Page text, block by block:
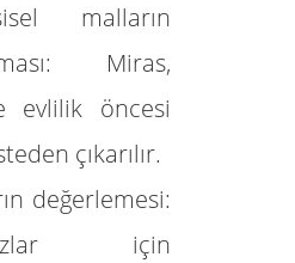
malların
Miras,
evlilik öncesi
çıkarılır.
değerlemesi:
için